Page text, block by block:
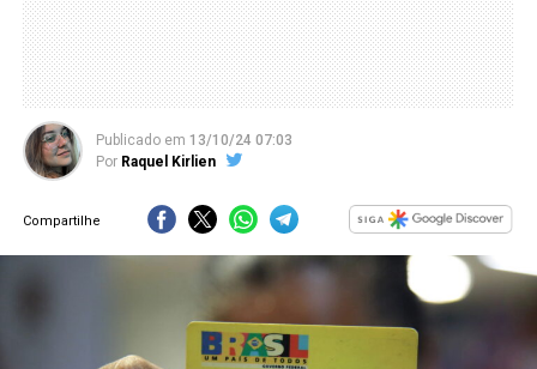
Publicado em 13/10/24 07:03
Por Raquel Kirlien
Compartilhe